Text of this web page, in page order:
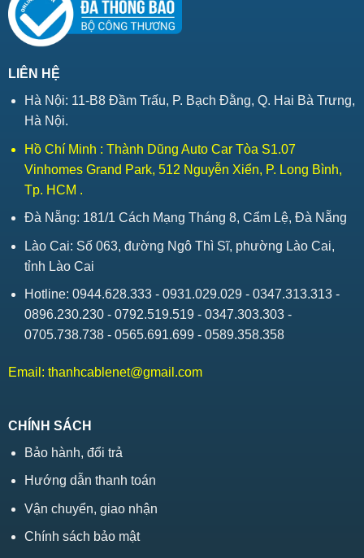
LIÊN HỆ
Hà Nội: 11-B8 Đầm Trấu, P. Bạch Đằng, Q. Hai Bà Trưng,
Hà Nội.
Hồ Chí Minh : Thành Dũng Auto Car Tòa S1.07
Vinhomes Grand Park, 512 Nguyễn Xiển, P. Long Bình,
Tp. HCM .
Đà Nẵng: 181/1 Cách Mạng Tháng 8, Cẩm Lệ, Đà Nẵng
Lào Cai: Số 063, đường Ngô Thì Sĩ, phường Lào Cai,
tỉnh Lào Cai
Hotline: 0944.628.333 - 0931.029.029 - 0347.313.313 -
0896.230.230 - 0792.519.519 - 0347.303.303 -
0705.738.738 - 0565.691.699 - 0589.358.358
Email: thanhcablenet@gmail.com
CHÍNH SÁCH
Bảo hành, đổi trả
Hướng dẫn thanh toán
Vận chuyển, giao nhận
Chính sách bảo mật